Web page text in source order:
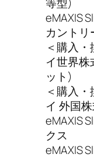
eMAXIS
カントリ
＜購入
イ世界株
ット)
＜購入
イ 外国
eMAXIS
クス
eMAXIS